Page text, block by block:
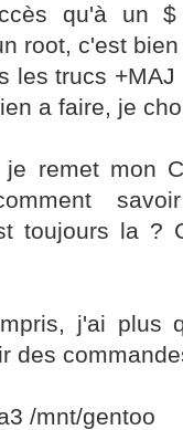
qu'à un
root, c'est
les trucs
a faire, je
je remet mon
toujours la ?
j'ai plus
des
/mnt/gentoo